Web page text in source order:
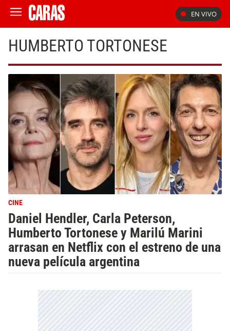
EN VIVO
HUMBERTO TORTONESE
CINE
Daniel Hendler, Carla Peterson,
Humberto Tortonese y Marilú Marini
arrasan en Netflix con el estreno de una
nueva película argentina